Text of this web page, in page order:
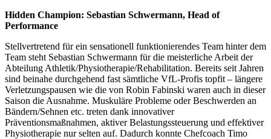
Hidden Champion: Sebastian Schwermann, Head of
Performance
Stellvertretend für ein sensationell funktionierendes Team hinter dem
Team steht Sebastian Schwermann für die meisterliche Arbeit der
Abteilung Athletik/Physiotherapie/Rehabilitation. Bereits seit Jahren
sind beinahe durchgehend fast sämtliche VfL-Profis topfit – längere
Verletzungspausen wie die von Robin Fabinski waren auch in dieser
Saison die Ausnahme. Muskuläre Probleme oder Beschwerden an
Bändern/Sehnen etc. treten dank innovativer
Präventionsmaßnahmen, aktiver Belastungssteuerung und effektiver
Physiotherapie nur selten auf. Dadurch konnte Chefcoach Timo